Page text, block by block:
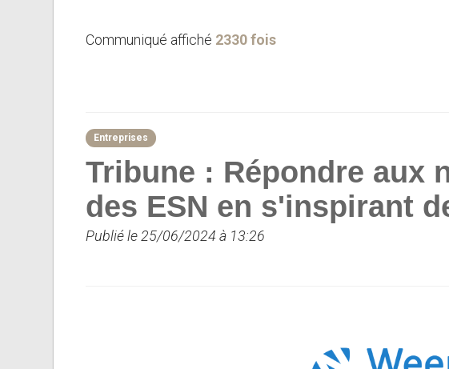
Communiqué affiché 2330 fois
Entreprises
Tribune : Répondre aux
des ESN en s'inspirant
Publié le 25/06/2024 à 13:26